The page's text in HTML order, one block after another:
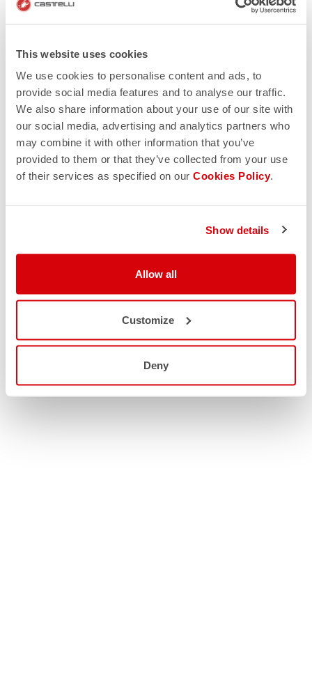
This website uses cookies
We use cookies to personalise content and ads, to
provide social media features and to analyse our traffic.
We also share information about your use of our site with
our social media, advertising and analytics partners who
may combine it with other information that you’ve
provided to them or that they’ve collected from your use
of their services as specified on our Cookies Policy.
Show details
Allow all
Customize
Deny